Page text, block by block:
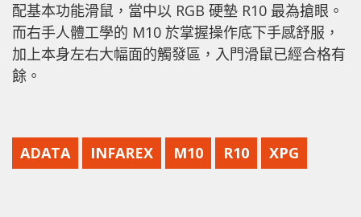
配基本功能滑鼠，當中以 RGB 硬墊 R10 最為搶眼。
而右手人體工學的 M10 於掌握操作底下手感舒服，
加上本身左右大幅面的觸發區，入門滑鼠已經合格有
餘。
ADATA INFAREX M10 R10 XPG